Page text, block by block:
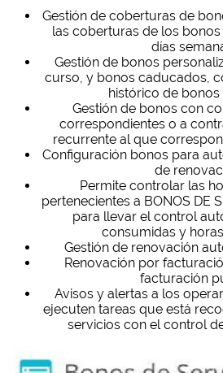
Gestión de coberturas de
las coberturas de los
días
Gestión de bonos
curso, y bonos caducados,
histórico de bonos
Gestión de bonos con
correspondientes o a
recurrente al que
Configuración bonos para
de
Permite controlar las
pertenecientes a BONOS DE
para llevar el control
consumidas y
Gestión de renovación
Renovación por
facturación
Avisos y alertas a los
ejecuten tareas que está
servicios con el control